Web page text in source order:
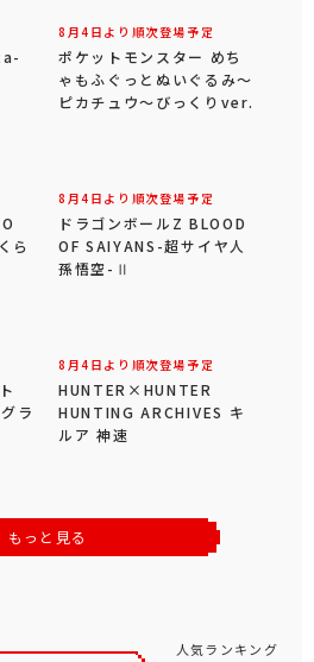
8月4日より順次登場予定
ポケットモンスター めち
ゃもふぐっとぬいぐるみ～
ピカチュウ～びっくりver.
ら
8月4日より順次登場予定
ドラゴンボールZ BLOOD
OF SAIYANS-超サイヤ人
孫悟空-Ⅱ
ラ
8月4日より順次登場予定
HUNTER×HUNTER
HUNTING ARCHIVES キ
ルア 神速
もっと見る
人気ランキング